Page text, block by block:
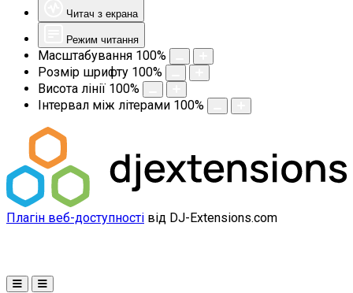
Читач з екрана
Режим читання
Масштабування 100%
Розмір шрифту 100%
Висота лінії 100%
Інтервал між літерами 100%
Плагін веб-доступності від DJ-Extensions.com